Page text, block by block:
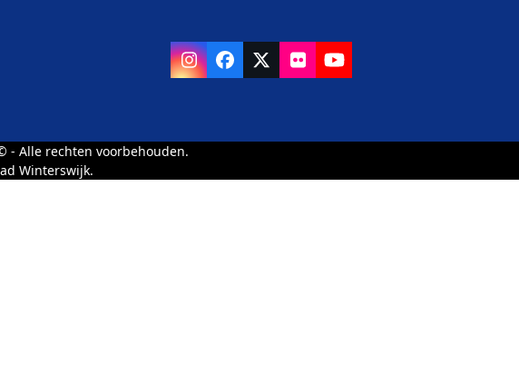
Instagram
Facebook
X FlickrYouTube
- Alle rechten voorbehouden.
Winterswijk.